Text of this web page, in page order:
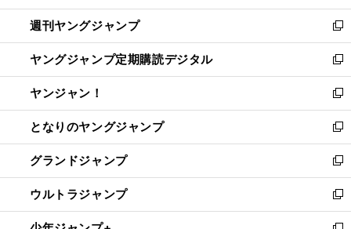
開
く
ウ
で
開
く
ン
ド
ウ
で
開
く
ウ
ィ
ン
ド
ウ
で
開
く
週刊ヤングジャンプ
新
し
い
ウ
ィ
ン
ド
ウ
で
開
く
ヤングジャンプ定期購読デジタル
新
し
い
ウ
ィ
ン
ド
ウ
で
開
ヤンジャン！
新
し
い
ウ
ィ
ン
ド
ウ
となりのヤングジャンプ
新
し
い
ウ
ィ
ン
グランドジャンプ
新
し
い
ウ
ウルトラジャンプ
新
し